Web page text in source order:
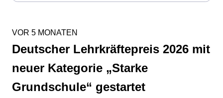
VOR 5 MONATEN
Deutscher Lehrkräftepreis 2026 mit
neuer Kategorie „Starke
Grundschule“ gestartet